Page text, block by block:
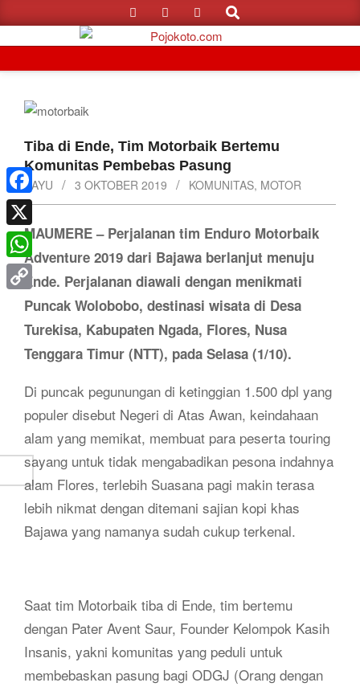
to
content
Search
Navigation
Tiba di Ende, Tim Motorbaik Bertemu
Komunitas Pembebas Pasung
BAYU
3 OKTOBER 2019 KOMUNITAS, MOTOR
MAUMERE – Perjalanan tim Enduro Motorbaik
Adventure 2019 dari Bajawa berlanjut menuju
Ende. Perjalanan diawali dengan menikmati
Puncak Wolobobo, destinasi wisata di Desa
Turekisa, Kabupaten Ngada, Flores, Nusa
Tenggara Timur (NTT), pada Selasa (1/10).
Di puncak pegunungan di ketinggian 1.500 dpl yang
populer disebut Negeri di Atas Awan, keindahaan
alam yang memikat, membuat para peserta touring
sayang untuk tidak mengabadikan pesona indahnya
alam Flores, terlebih Suasana pagi makin terasa
lebih nikmat dengan ditemani sajian kopi khas
Bajawa yang namanya sudah cukup terkenal.
Saat tim Motorbaik tiba di Ende, tim bertemu
dengan Pater Avent Saur, Founder Kelompok Kasih
Insanis, yakni komunitas yang peduli untuk
membebaskan pasung bagi ODGJ (Orang dengan
Facebook
X
WhatsApp
Copy
Link